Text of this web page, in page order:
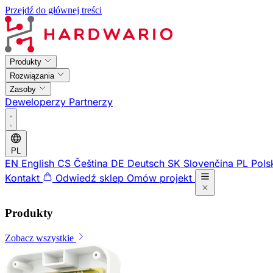
Przejdź do głównej treści
Produkty
Rozwiązania
Zasoby
Deweloperzy Partnerzy
PL
EN English CS Čeština DE Deutsch SK Slovenčina PL
Kontakt
Odwiedź sklep Omów projekt
Produkty
Zobacz wszystkie